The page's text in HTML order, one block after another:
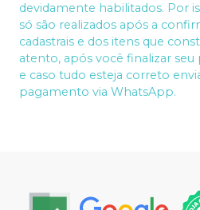
devidamente habilitados. Por
só são realizados após a
cadastrais e dos itens que
atento, após você finalizar seu
e caso tudo esteja correto
pagamento via WhatsApp.